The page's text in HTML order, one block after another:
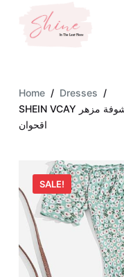
o
c
e
Home / Dresses /
SHEIN VCAY فستان بحافة نمط الخس وباكتاف مكشوفة مزهر
اقحوان
SALE!